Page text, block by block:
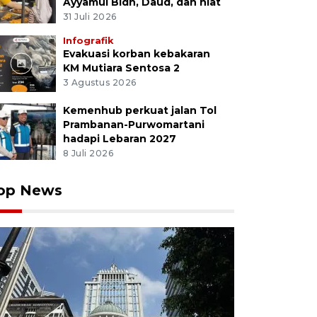
31 Juli 2026
Infografik
Evakuasi korban kebakaran
KM Mutiara Sentosa 2
3 Agustus 2026
Kemenhub perkuat jalan Tol
Prambanan-Purwomartani
hadapi Lebaran 2027
8 Juli 2026
News